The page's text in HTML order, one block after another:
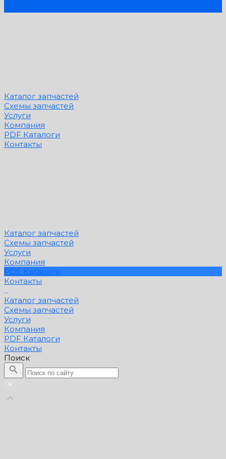
Каталог запчастей
Схемы запчастей
Услуги
Компания
PDF Каталоги
Контакты
Каталог запчастей
Схемы запчастей
Услуги
Компания
PDF Каталоги
Контакты
...
Каталог запчастей
Схемы запчастей
Услуги
Компания
PDF Каталоги
Контакты
Поиск